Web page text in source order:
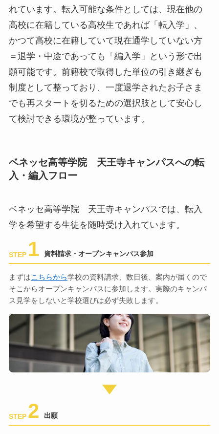
れています。転入可能な条件としては、現在他の
高校に在籍している高校生であれば「転入学」、
かつて高校に在籍していて現在通学していない方
＝退学・中途であっても「編入学」という形で出
願可能です。前籍校で取得した単位の引き継ぎも
制度として整っており、一度退学されたお子さま
でも再スタートを切るための選択肢として安心し
て検討できる環境が整っています。
ベネッセ高等学院 天王寺キャンパスへの転
入・編入フロー
ベネッセ高等学院 天王寺キャンパスでは、転入
学を希望する生徒を随時受け入れています。
STEP 1 資料請求・オープンキャンパス参加
まずはこちらから学校の資料請求、数日後、案内が届くので
そこからオープンキャンパスに参加します。実際のキャンパ
ス見学をしないと学校選びは必ず失敗します。
STEP 2 出願